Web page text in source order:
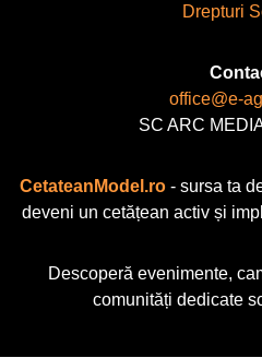
Drepturi
office@e-
SC ARC
CetateanModel.ro- sursa ta
deveni un cetățean activ și
Descoperă evenimente,
comunități dedicate